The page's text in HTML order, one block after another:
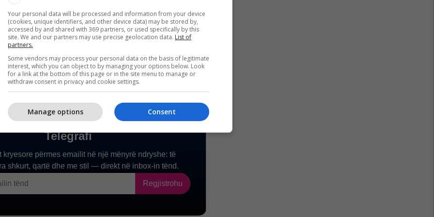
një oborr të ngrija përmbi det,
mes Shkyllës dhe Haribdës.
Your personal data will be processed and information from your device
(cookies, unique identifiers, and other device data) may be stored by,
accessed by and shared with 369 partners, or used specifically by this
site. We and our partners may use precise geolocation data. List of
partners.
Some vendors may process your personal data on the basis of legitimate
interest, which you can object to by managing your options below. Look
for a link at the bottom of this page or in the site menu to manage or
withdraw consent in privacy and cookie settings.
Consent
Manage options